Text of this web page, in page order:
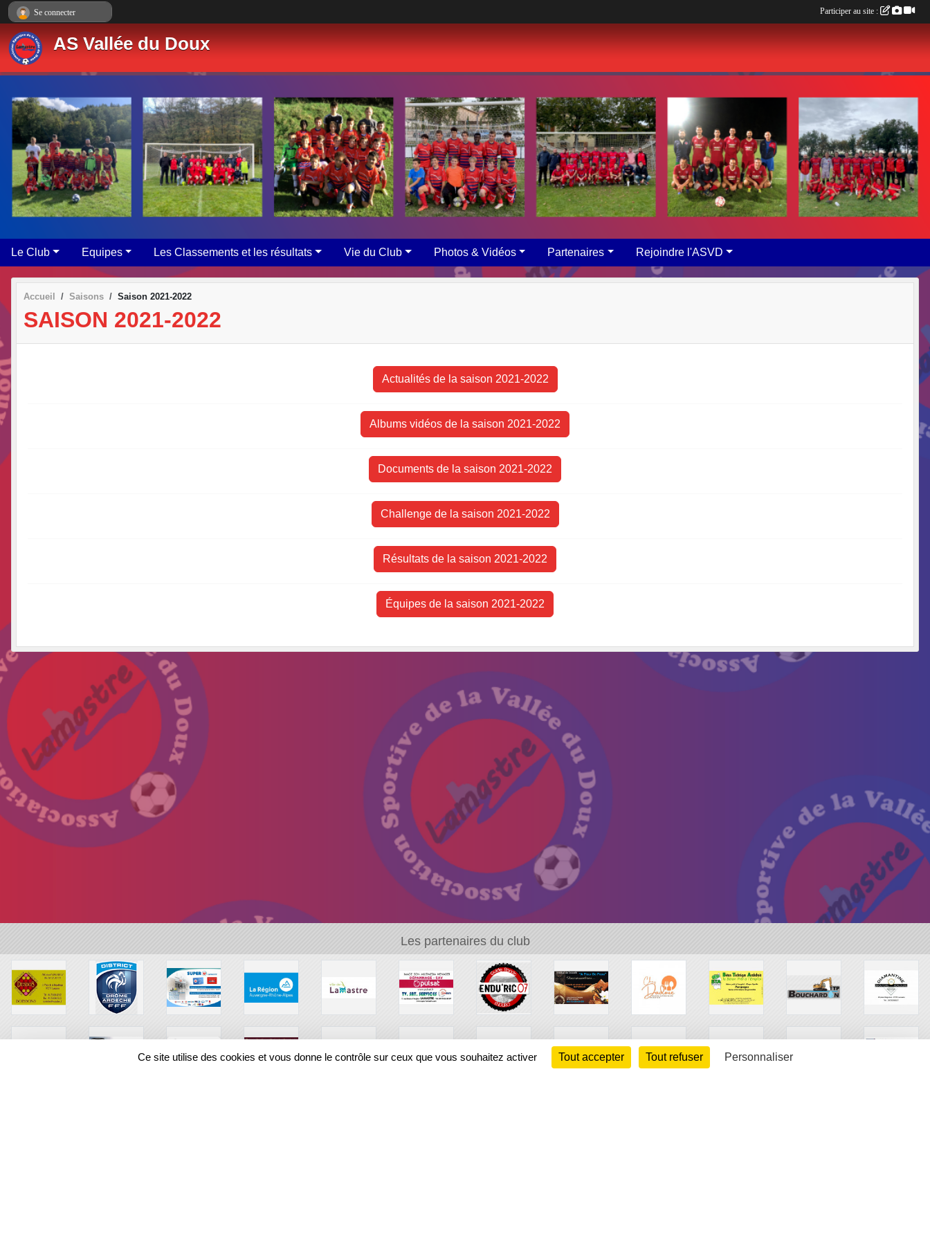
AS Vallée du Doux
Le Club Equipes Les Classements et les résultats Vie du Club Photos & Vidéos Partenaires Rejoindre l'ASVD
Accueil Saisons Saison 2021-2022
SAISON 2021-2022
Actualités de la saison 2021-2022
Albums vidéos de la saison 2021-2022
Documents de la saison 2021-2022
Challenge de la saison 2021-2022
Résultats de la saison 2021-2022
Équipes de la saison 2021-2022
Les partenaires du club
Se connecter Participer au site :
Panneau de gestion des cookies
Ce site utilise des cookies et vous donne le contrôle sur ceux que vous souhaitez activer Tout accepter Tout refuser Personnaliser